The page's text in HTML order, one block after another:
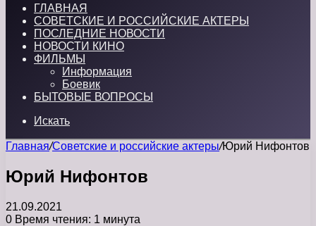
ГЛАВНАЯ
СОВЕТСКИЕ И РОССИЙСКИЕ АКТЕРЫ
ПОСЛЕДНИЕ НОВОСТИ
НОВОСТИ КИНО
ФИЛЬМЫ
Информация
Боевик
БЫТОВЫЕ ВОПРОСЫ
Искать
Главная/Советские и российские актеры/Юрий Нифонтов
Юрий Нифонтов
21.09.2021
0 Время чтения: 1 минута